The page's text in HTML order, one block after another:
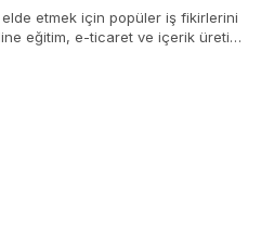
etmek için popüler iş fikirlerini
eğitim, e-ticaret ve içerik üretimi